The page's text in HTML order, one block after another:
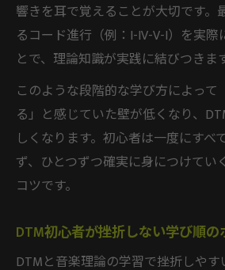
響きを耳で覚えることが大切です。
るコード進行（例：I-IV-V-I）を実際
とで、理論知識が実践に結びつきま
このような段階的な学び方によって
る」と感じていた壁が低くなり、
しくなります。初心者は一度にすべ
ず、ひとつずつ確実に身につけてい
コツです。
DTM初心者が挫折しない学び順の
DTMと音楽理論の学習で挫折しやす